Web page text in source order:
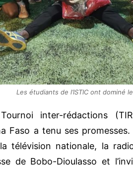
Les étudiants de l’ISTIC ont dominé
inter-rédactions
Faso a tenu ses
télévision nationale, la
de Bobo-Dioulasso et